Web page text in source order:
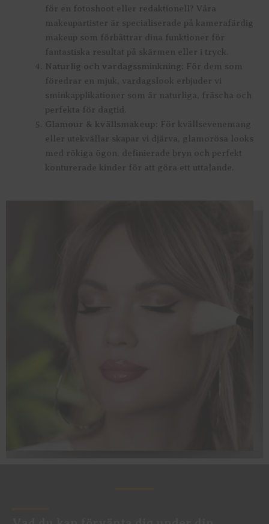
för en fotoshoot eller redaktionell? Våra
makeupartister är specialiserade på kamerafärdig
makeup som förbättrar dina funktioner för
fantastiska resultat på skärmen eller i tryck.
Naturlig och vardagssminkning:
För dem som
föredrar en mjuk, vardagslook erbjuder vi
sminkapplikationer som är naturliga, fräscha och
perfekta för dagtid.
Glamour & kvällsmakeup:
För kvällsevenemang
eller utekvällar skapar vi djärva, glamorösa looks
med rökiga ögon, definierade bryn och perfekt
konturerade kinder för att göra ett uttalande.